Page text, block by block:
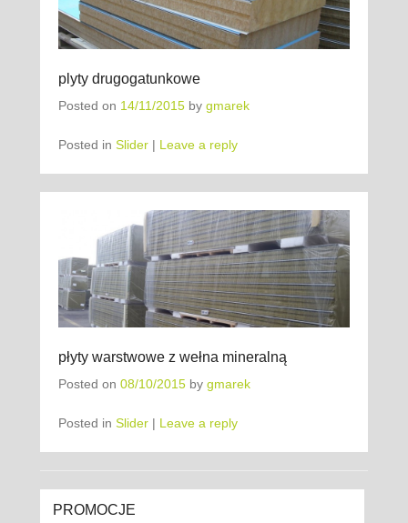
plyty drugogatunkowe
Posted on 14/11/2015 by gmarek
Posted in Slider | Leave a reply
płyty warstwowe z wełna mineralną
Posted on 08/10/2015 by gmarek
Posted in Slider | Leave a reply
PROMOCJE